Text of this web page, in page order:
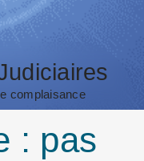
complaisance
: pas